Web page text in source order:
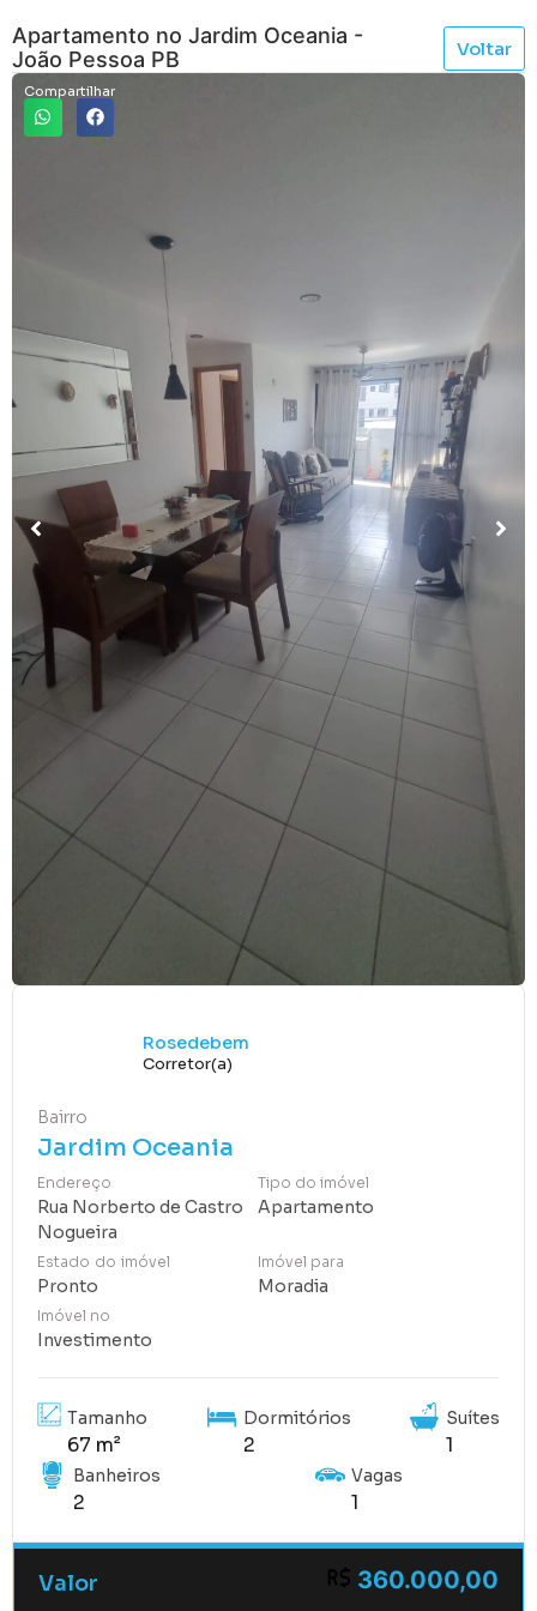
Apartamento no Jardim Oceania -
João Pessoa PB
Voltar
Compartilhar
Rosedebem
Corretor(a)
Bairro
Jardim Oceania
Endereço
Rua Norberto de Castro
Nogueira
Tipo do imóvel
Apartamento
Estado do imóvel
Pronto
Imóvel para
Moradia
Imóvel no
Investimento
Tamanho
67 m²
Dormitórios
2
Suítes
1
Banheiros
2
Vagas
1
Valor 360.000,00